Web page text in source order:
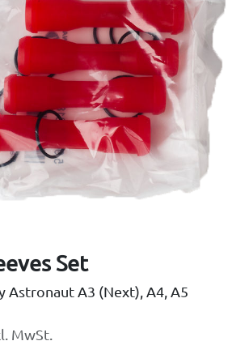
Set
Astronaut A3 (Next), A4, A5
MwSt.